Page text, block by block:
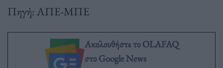
Πηγή: ΑΠΕ-ΜΠΕ
Ακολουθήστε το OLAFAQ
στο Google News